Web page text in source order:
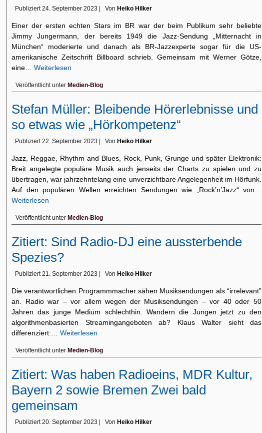
Publiziert 24. September 2023 Von Heiko Hilker
Einer der ersten echten Stars im BR war der beim Publikum sehr beliebte
Jimmy Jungermann, der bereits 1949 die Jazz-Sendung „Mitternacht in
München“ moderierte und danach als BR-Jazzexperte sogar für die US-
amerikanische Zeitschrift Billboard schrieb. Gemeinsam mit Werner Götze,
eine… Weiterlesen
Veröffentlicht unter Medien-Blog
Stefan Müller: Bleibende Hörerlebnisse und
so etwas wie „Hörkompetenz“
Publiziert 22. September 2023 Von Heiko Hilker
Jazz, Reggae, Rhythm and Blues, Rock, Punk, Grunge und später Elektronik:
Breit angelegte populäre Musik auch jenseits der Charts zu spielen und zu
übertragen, war jahrzehntelang eine unverzichtbare Angelegenheit im Hörfunk.
Auf den populären Wellen erreichten Sendungen wie „Rock’n’Jazz“ von…
Weiterlesen
Veröffentlicht unter Medien-Blog
Zitiert: Sind Radio-DJ eine aussterbende
Spezies?
Publiziert 21. September 2023 Von Heiko Hilker
Die verantwortlichen Programmmacher sähen Musiksendungen als “irrelevant”
an. Radio war – vor allem wegen der Musiksendungen – vor 40 oder 50
Jahren das junge Medium schlechthin. Wandern die Jungen jetzt zu den
algorithmen­basierten Streaming­angeboten ab? Klaus Walter sieht das
differenziert:… Weiterlesen
Veröffentlicht unter Medien-Blog
Zitiert: Was haben Radioeins, MDR Kultur,
Bayern 2 sowie Bremen Zwei bald
gemeinsam
Publiziert 20. September 2023 Von Heiko Hilker